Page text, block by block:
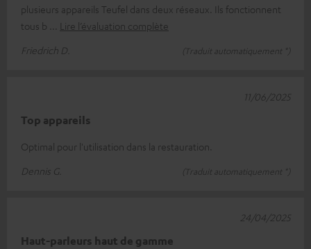
plusieurs appareils Teufel dans deux réseaux. Ils fonctionnent
tous b
Lire l’évaluation complète
Friedrich D.
(Traduit automatiquement *)
Top appareils
Optimal pour l'utilisation dans la restauration.
Dennis G.
(Traduit automatiquement *)
11/06/2025
Haut-parleurs haut de gamme
24/04/2025